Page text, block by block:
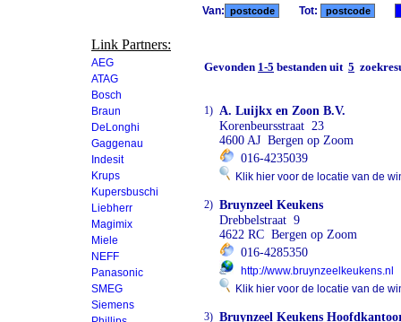
Link Partners:
AEG
ATAG
Bosch
Braun
DeLonghi
Gaggenau
Indesit
Krups
Kupersbuschi
Liebherr
Magimix
Miele
NEFF
Panasonic
SMEG
Siemens
Van: Tot:
Gevonden 1-5 bestanden uit 5
1) A. Luijkx en Zoon B.V.
Korenbeursstraat 23
4600 AJ Bergen op Zoom
016-4235039
Klik hier voor de locatie van de
2) Bruynzeel Keukens
Drebbelstraat 9
4622 RC Bergen op Zoom
016-4285350
http://www.bruynzeelkeukens.nl
Klik hier voor de locatie van de
3) Bruynzeel Keukens